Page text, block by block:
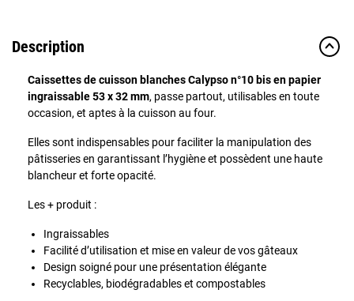
Description
Caissettes de cuisson blanches Calypso n°10 bis en papier
ingraissable 53 x 32 mm, passe partout, utilisables en toute
occasion, et aptes à la cuisson au four.
Elles sont indispensables pour faciliter la manipulation des
pâtisseries en garantissant l’hygiène et possèdent une haute
blancheur et forte opacité.
Les + produit :
Ingraissables
Facilité d’utilisation et mise en valeur de vos gâteaux
Design soigné pour une présentation élégante
Recyclables, biodégradables et compostables